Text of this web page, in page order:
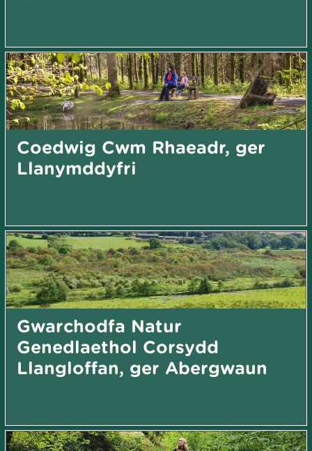
Coedwig Cwm Rhaeadr, ger
Llanymddyfri
Gwarchodfa Natur
Genedlaethol Corsydd
Llangloffan, ger Abergwaun